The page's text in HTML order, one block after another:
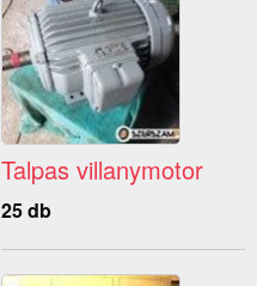
Talpas villanymotor
25 db